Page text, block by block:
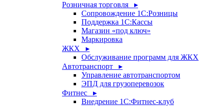
Розничная торговля ▸
Сопровождение 1С:Розницы
Поддержка 1С:Кассы
Магазин «под ключ»
Маркировка
ЖКХ ▸
Обслуживание программ для ЖКХ
Автотранспорт ▸
Управление автотранспортом
ЭПД для грузоперевозок
Фитнес ▸
Внедрение 1С:Фитнес-клуб